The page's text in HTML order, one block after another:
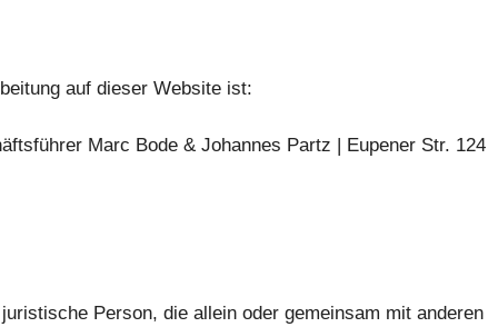
auf dieser Website ist:
Marc Bode & Johannes Partz | Eupener Str. 124
Person, die allein oder gemeinsam mit anderen